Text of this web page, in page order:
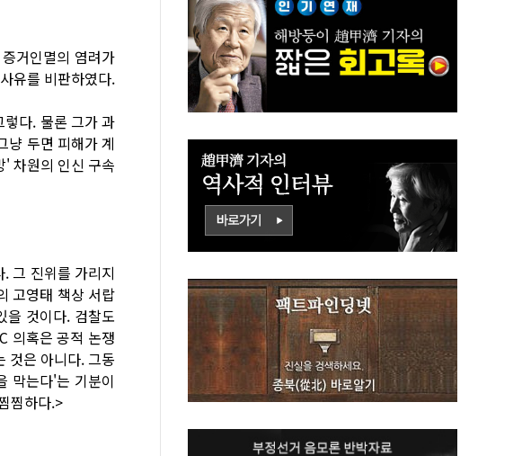
거인멸의 염려가
유를 비판하였다.
다. 물론 그가 과
냥 두면 피해가 계
차원의 인신 구속
그 진위를 가리지
고영태 책상 서랍
을 것이다. 검찰도
의혹은 공적 논쟁
것은 아니다. 그동
막는다'는 기분이
찜하다.>